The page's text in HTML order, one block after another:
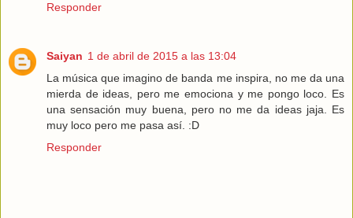
Responder
Saiyan 1 de abril de 2015 a las 13:04
La música que imagino de banda me inspira, no me da una
mierda de ideas, pero me emociona y me pongo loco. Es
una sensación muy buena, pero no me da ideas jaja. Es
muy loco pero me pasa así. :D
Responder